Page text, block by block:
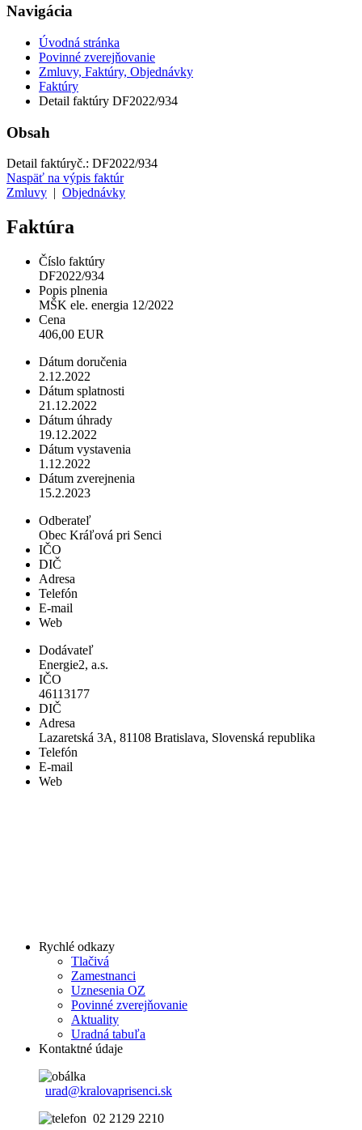
Navigácia
Úvodná stránka
Povinné zverejňovanie
Zmluvy, Faktúry, Objednávky
Faktúry
Detail faktúry DF2022/934
Obsah
Detail faktúryč.: DF2022/934
Naspäť na výpis faktúr
Zmluvy
Objednávky
Faktúra
Číslo faktúry
DF2022/934
Popis plnenia
MŠK ele. energia 12/2022
Cena
406,00 EUR
Dátum doručenia
2.12.2022
Dátum splatnosti
21.12.2022
Dátum úhrady
19.12.2022
Dátum vystavenia
1.12.2022
Dátum zverejnenia
15.2.2023
Odberateľ
Obec Kráľová pri Senci
IČO
DIČ
Adresa
Telefón
E-mail
Web
Dodávateľ
Energie2, a.s.
IČO
46113177
DIČ
Adresa
Lazaretská 3A, 81108 Bratislava, Slovenská republika
Telefón
E-mail
Web
Rychlé odkazy
Tlačivá
Zamestnanci
Uznesenia OZ
Povinné zverejňovanie
Aktuality
Uradná tabuľa
Kontaktné údaje
urad@kralovaprisenci.sk
02 2129 2210